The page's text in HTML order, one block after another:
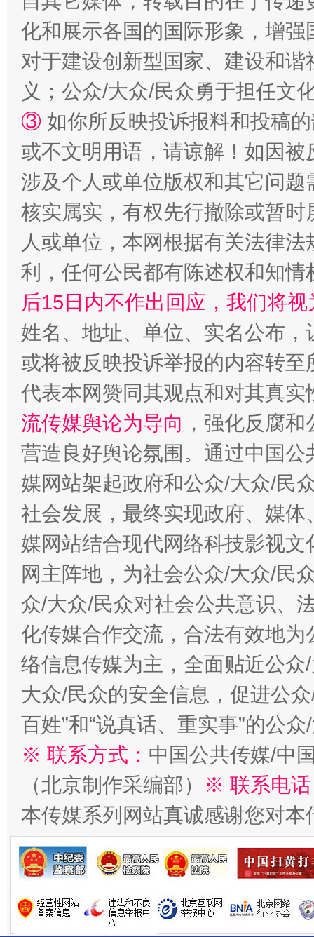
一颗心始终滚烫 还
完善运行机制助力责任有效落实
法徽映军营 权益有保障
一批国家标准开始实施 从
化和展示各国的国际形象，增
对于建设创新型国家、建设和
义；公众/大众/民众勇于担任文
③ 如你所反映投诉报料和投稿
或不文明用语，请谅解！如因
涉及个人或单位版权和其它问题
核实属实，有权先行撤除或暂
人或单位，本网根据有关法律
利，任何公民都有陈述权和知情
后15日内不作出回应，我们将
姓名、地址、单位、实名公布
或将被反映投诉举报的内容转
代表本网赞同其观点和对其真实
流传媒舆论为导向 ，强化反腐
营造良好舆论氛围。通过中国
媒网站架起政府和公众/大众/民
社会发展，最终实现政府、媒
媒网站结合现代网络科技影视
网主阵地，为社会公众/大众/民
众/大众/民众对社会公共意识、
化传媒合作交流，合法有效地
络信息传媒为主，全面贴近公
大众/民众的安全信息，促进公
百姓”和“说真话、重实事”的公
※ 联系方式： 中国公共传媒/中
（北京制作采编部）
※ 联系电
本传媒系列网站真诚感谢您对